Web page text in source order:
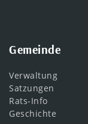
Gemeinde
Verwaltung
Satzungen
Rats-Info
Geschichte